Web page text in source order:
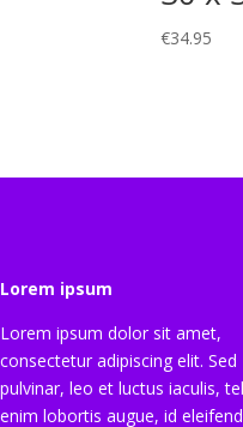
€34.95
Lorem ipsum
Lorem ipsum dolor sit amet,
consectetur adipiscing elit. Sed
pulvinar, leo et luctus iaculis,
enim lobortis augue, id